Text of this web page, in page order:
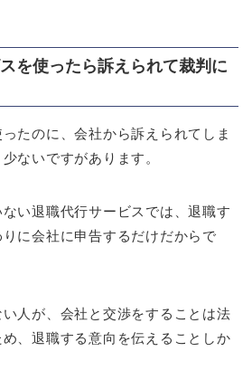
を使ったら訴えられて裁判に
たのに、会社から訴えられてしま
ないですがあります。
い退職代行サービスでは、退職す
に会社に申告するだけだからで
人が、会社と交渉をすることは法
、退職する意向を伝えることしか